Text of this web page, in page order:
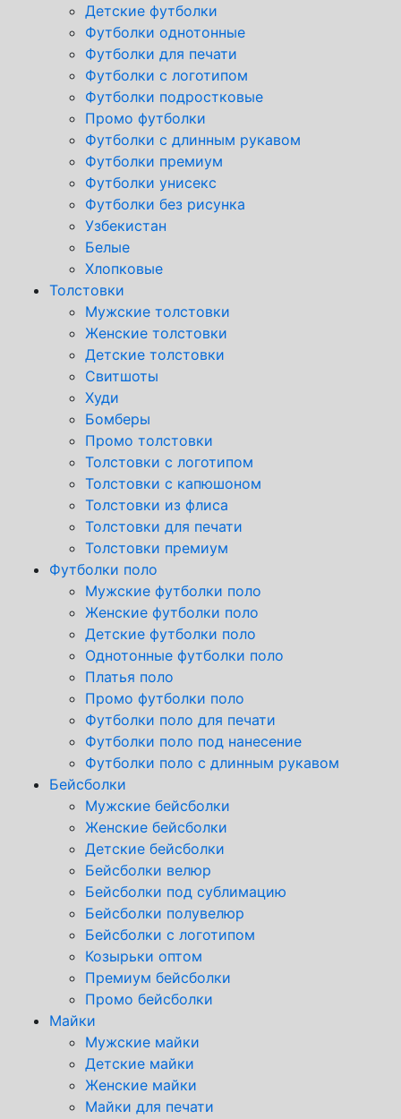
Детские футболки
Футболки однотонные
Футболки для печати
Футболки с логотипом
Футболки подростковые
Промо футболки
Футболки с длинным рукавом
Футболки премиум
Футболки унисекс
Футболки без рисунка
Узбекистан
Белые
Хлопковые
Толстовки
Мужские толстовки
Женские толстовки
Детские толстовки
Свитшоты
Худи
Бомберы
Промо толстовки
Толстовки с логотипом
Толстовки с капюшоном
Толстовки из флиса
Толстовки для печати
Толстовки премиум
Футболки поло
Мужские футболки поло
Женские футболки поло
Детские футболки поло
Однотонные футболки поло
Платья поло
Промо футболки поло
Футболки поло для печати
Футболки поло под нанесение
Футболки поло с длинным рукавом
Бейсболки
Мужские бейсболки
Женские бейсболки
Детские бейсболки
Бейсболки велюр
Бейсболки под сублимацию
Бейсболки полувелюр
Бейсболки с логотипом
Козырьки оптом
Премиум бейсболки
Промо бейсболки
Майки
Мужские майки
Детские майки
Женские майки
Майки для печати